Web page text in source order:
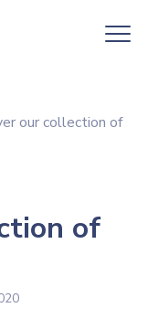
our collection of
of